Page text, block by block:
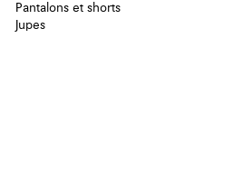
Pantalons et shorts
Jupes